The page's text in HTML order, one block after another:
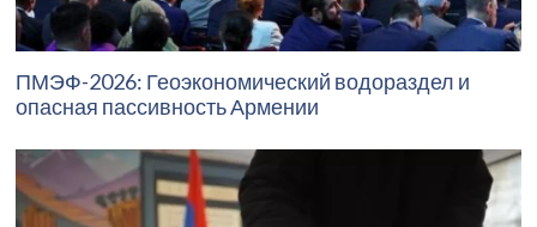
ПМЭФ-2026: Геоэкономический водораздел и
опасная пассивность Армении